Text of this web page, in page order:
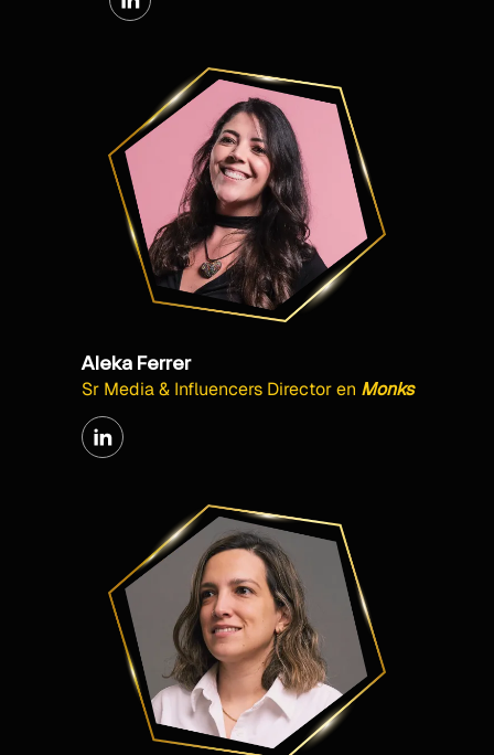
Aleka Ferrer
Sr Media & Influencers Director en Monks